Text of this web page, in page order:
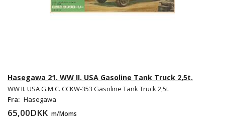
Hasegawa 21. WW II. USA Gasoline Tank Truck 2,5t.
WW II. USA G.M.C. CCKW-353 Gasoline Tank Truck 2,5t.
Fra: Hasegawa
65,00DKK m/Moms